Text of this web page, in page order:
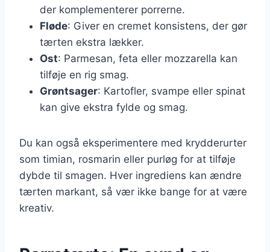
der komplementerer porrerne.
Fløde: Giver en cremet konsistens, der gør
tærten ekstra lækker.
Ost: Parmesan, feta eller mozzarella kan
tilføje en rig smag.
Grøntsager: Kartofler, svampe eller spinat
kan give ekstra fylde og smag.
Du kan også eksperimentere med krydderurter
som timian, rosmarin eller purløg for at tilføje
dybde til smagen. Hver ingrediens kan ændre
tærten markant, så vær ikke bange for at være
kreativ.